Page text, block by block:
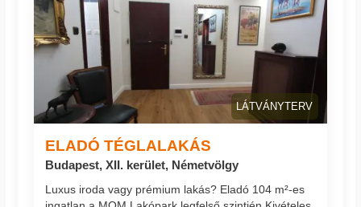
LÁTVÁNYTERV
ELADÓ TÉGLALAKÁS
Budapest, XII. kerület, Németvölgy
Luxus iroda vagy prémium lakás? Eladó 104 m²-es